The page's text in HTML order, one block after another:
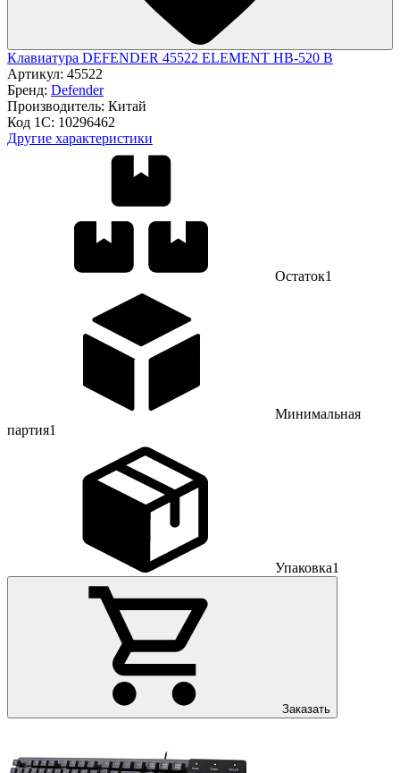
Клавиатура DEFENDER 45522 ELEMENT HB-520 B
Артикул: 45522
Бренд: Defender
Производитель: Китай
Код 1С: 10296462
Другие характеристики
Остаток1
Минимальная
партия1
Упаковка1
Заказать